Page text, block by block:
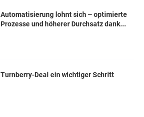
Automatisierung lohnt sich – optimierte
Prozesse und höherer Durchsatz dank...
Turn­ber­ry-Deal ein wich­ti­ger Schritt